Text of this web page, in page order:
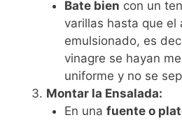
Bate bien con un
varillas hasta que el
emulsionado, es
vinagre se hayan
uniforme y no se
Montar la Ensalada:
En una fuente o